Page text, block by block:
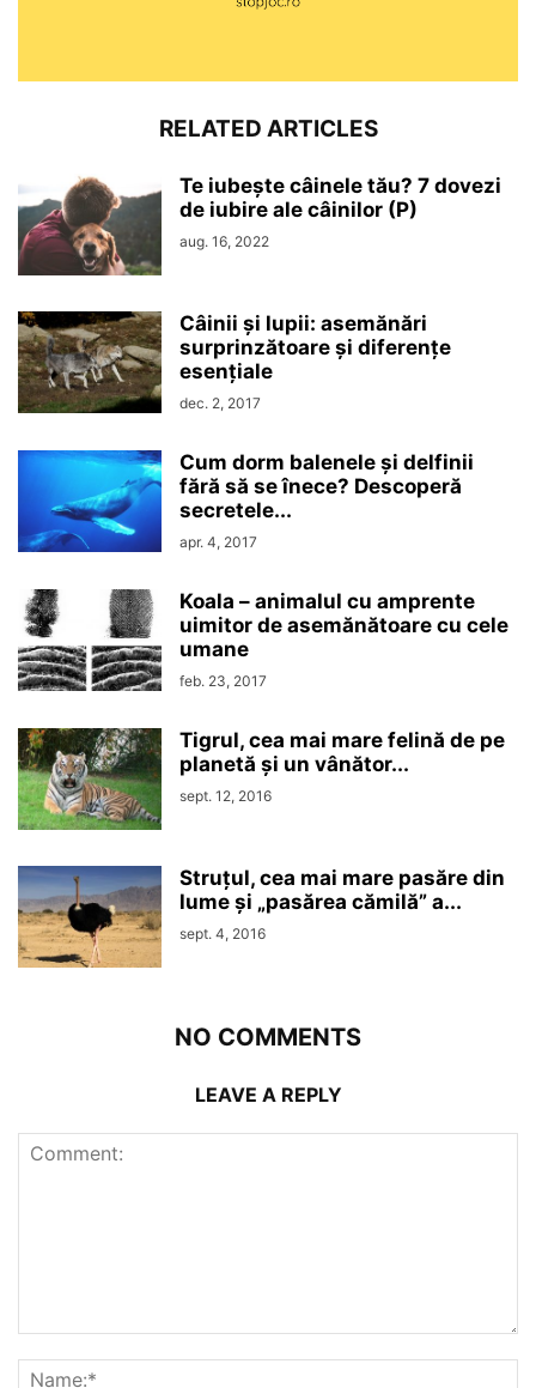
RELATED ARTICLES
Te iubește câinele tău? 7 dovezi
de iubire ale câinilor (P)
aug. 16, 2022
Câinii și lupii: asemănări
surprinzătoare și diferențe
esențiale
dec. 2, 2017
Cum dorm balenele și delfinii
fără să se înece? Descoperă
secretele...
apr. 4, 2017
Koala – animalul cu amprente
uimitor de asemănătoare cu cele
umane
feb. 23, 2017
Tigrul, cea mai mare felină de pe
planetă și un vânător...
sept. 12, 2016
Struțul, cea mai mare pasăre din
lume și „pasărea cămilă” a...
sept. 4, 2016
NO COMMENTS
LEAVE A REPLY